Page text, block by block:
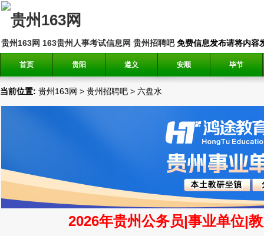
贵州163网 163贵州人事考试信息网 贵州招聘吧免费信息发布请将内容
首页 贵阳 遵义 安顺 毕节
当前位置: 贵州163网 > 贵州招聘吧 > 六盘水